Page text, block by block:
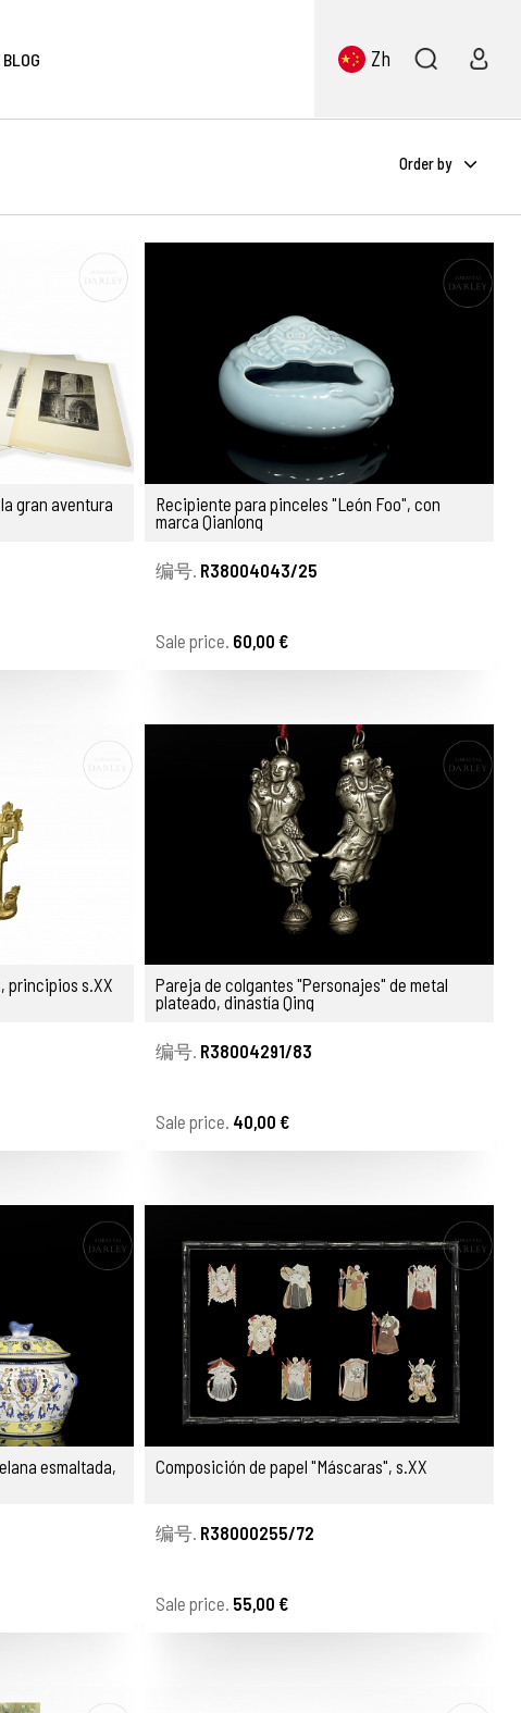
BLOG Zh
Order by
gran aventura
Recipiente para pinceles "León Foo", con
marca Qianlong
编号. R38004043/25
Sale price. 60,00 €
principios s.XX
Pareja de colgantes "Personajes" de metal
plateado, dinastía Qing
编号. R38004291/83
Sale price. 40,00 €
esmaltada,
Composición de papel "Máscaras", s.XX
编号. R38000255/72
Sale price. 55,00 €